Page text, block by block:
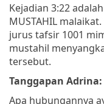
Kejadian 3:22
MUSTAHIL
jurus tafsir 1001
mustahil
tersebut.
Tanggapan Adrina:
Apa hubungannya